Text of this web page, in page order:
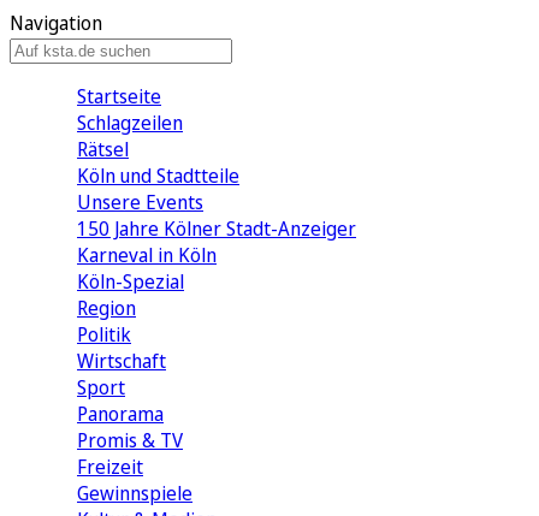
Navigation
Startseite
Schlagzeilen
Rätsel
Köln und Stadtteile
Unsere Events
150 Jahre Kölner Stadt-Anzeiger
Karneval in Köln
Köln-Spezial
Region
Politik
Wirtschaft
Sport
Panorama
Promis & TV
Freizeit
Gewinnspiele